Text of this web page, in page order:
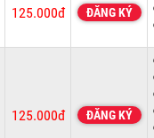
125.000đ ĐĂNG KÝ
125.000đ ĐĂNG KÝ